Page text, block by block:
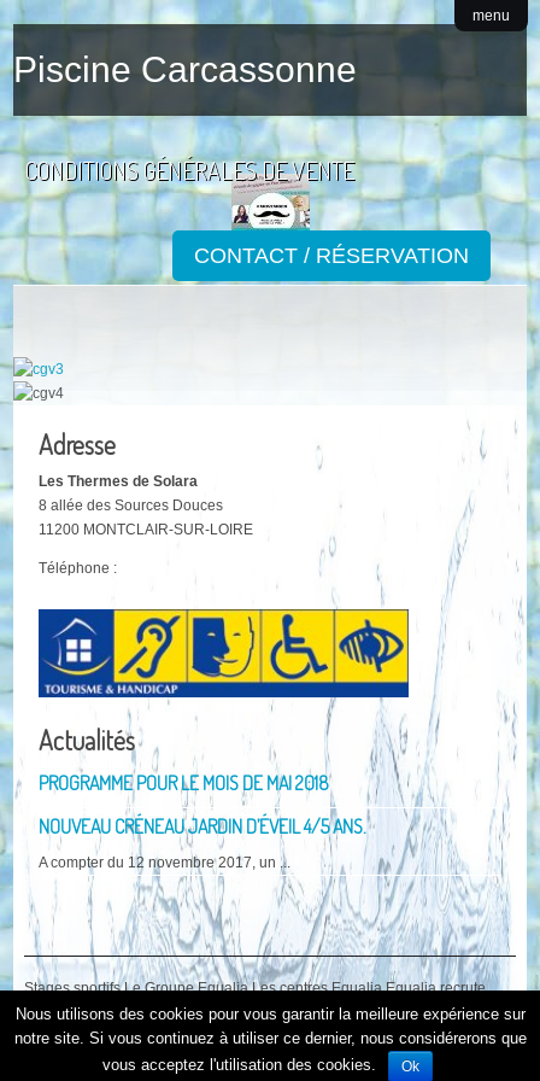
menu
Piscine Carcassonne
CONDITIONS GÉNÉRALES DE VENTE
CONTACT / RÉSERVATION
Adresse
Les Thermes de Solara
8 allée des Sources Douces
11200 MONTCLAIR-SUR-LOIRE
Téléphone :
Actualités
PROGRAMME POUR LE MOIS DE MAI 2018
NOUVEAU CRÉNEAU JARDIN D’ÉVEIL 4/5 ANS.
A compter du 12 novembre 2017, un ...
Stages sportifs Le Groupe Equalia Les centres Equalia Equalia recrute
© 2018 Les Bains de Minerve- Tous droits réservés. | Une réalisation
Web Littoral
Nous utilisons des cookies pour vous garantir la meilleure expérience sur
notre site. Si vous continuez à utiliser ce dernier, nous considérerons que
vous acceptez l'utilisation des cookies.
Ok